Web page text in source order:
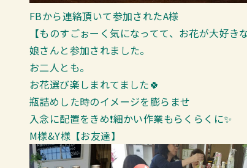
FBから連絡頂いて参加されたA様
【ものすごぉーく気になってて、お花が大好き
娘さんと参加されました。
お二人とも。
お花選び楽しまれてました🍀
瓶詰めした時のイメージを膨らませ
入念に配置をきめ❗細かい作業もらくらくに✨
M様&Y様【お友達】